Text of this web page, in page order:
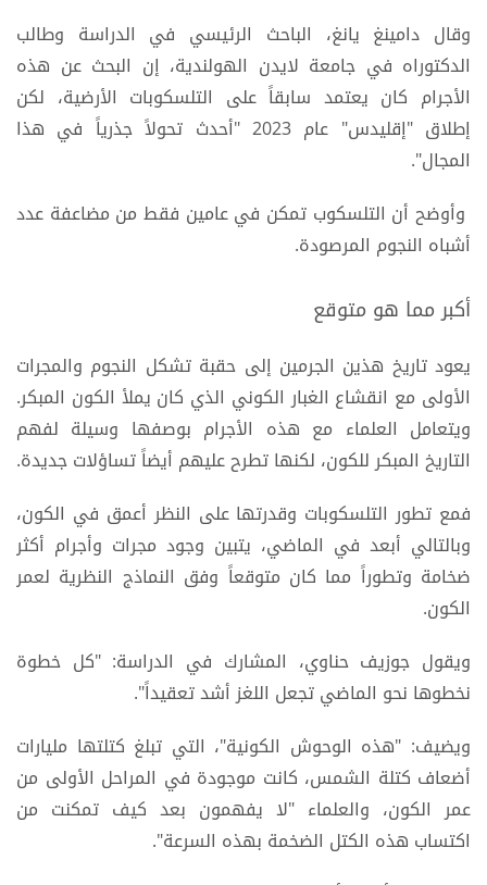
وقال دامينغ يانغ، الباحث الرئيسي في الدراسة وطالب
الدكتوراه في جامعة لايدن الهولندية، إن البحث عن هذه
الأجرام كان يعتمد سابقاً على التلسكوبات الأرضية، لكن
إطلاق "إقليدس" عام 2023 "أحدث تحولاً جذرياً في هذا
المجال".
وأوضح أن التلسكوب تمكن في عامين فقط من مضاعفة عدد
أشباه النجوم المرصودة.
أكبر مما هو متوقع
يعود تاريخ هذين الجرمين إلى حقبة تشكل النجوم والمجرات
الأولى مع انقشاع الغبار الكوني الذي كان يملأ الكون المبكر.
ويتعامل العلماء مع هذه الأجرام بوصفها وسيلة لفهم
التاريخ المبكر للكون، لكنها تطرح عليهم أيضاً تساؤلات جديدة.
فمع تطور التلسكوبات وقدرتها على النظر أعمق في الكون،
وبالتالي أبعد في الماضي، يتبين وجود مجرات وأجرام أكثر
ضخامة وتطوراً مما كان متوقعاً وفق النماذج النظرية لعمر
الكون.
ويقول جوزيف حناوي، المشارك في الدراسة: "كل خطوة
نخطوها نحو الماضي تجعل اللغز أشد تعقيداً".
ويضيف: "هذه الوحوش الكونية"، التي تبلغ كتلتها مليارات
أضعاف كتلة الشمس، كانت موجودة في المراحل الأولى من
عمر الكون، والعلماء "لا يفهمون بعد كيف تمكنت من
اكتساب هذه الكتل الضخمة بهذه السرعة".